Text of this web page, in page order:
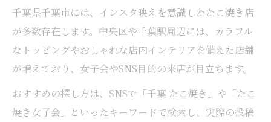
千葉県千葉市には、インスタ映えを意識したたこ焼き店
が多数存在します。中央区や千葉駅周辺には、カラフル
なトッピングやおしゃれな店内インテリアを備えた店舗
が増えており、女子会やSNS目的の来店が目立ちます。
おすすめの探し方は、SNSで「千葉 たこ焼き」や「たこ
焼き女子会」といったキーワードで検索し、実際の投稿